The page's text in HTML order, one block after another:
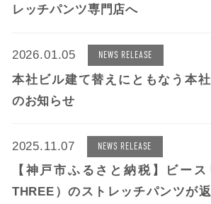
レッチパンツ専門店へ
2026.01.05 NEWS RELEASE
本社ビル建て替えにともなう本
のお知らせ
2025.11.07 NEWS RELEASE
【神戸市ふるさと納税】ビー
THREE）のストレッチパンツが